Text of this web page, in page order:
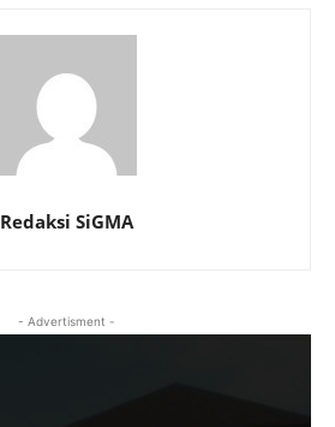
Redaksi SiGMA
- Advertisment -